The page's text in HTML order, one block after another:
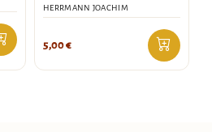
HERRMANN JOACHIM
5,00€